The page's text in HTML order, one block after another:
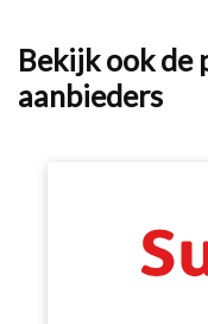
Bekijk ook de
aanbieders